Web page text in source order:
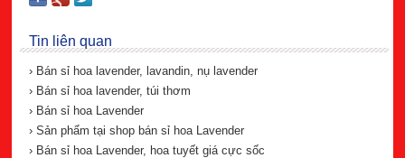
Tin liên quan
› Bán sỉ hoa lavender, lavandin, nụ lavender
› Bán sỉ hoa lavender, túi thơm
› Bán sỉ hoa Lavender
› Sản phẩm tại shop bán sỉ hoa Lavender
› Bán sỉ hoa Lavender, hoa tuyết giá cực sốc